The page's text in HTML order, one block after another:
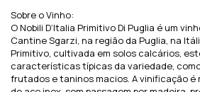
Sobre o Vinho:
O Nobili D’Italia Primitivo Di Puglia é um
Cantine Sgarzi, na região da Puglia, na
Primitivo, cultivada em solos calcários,
características típicas da variedade,
frutados e taninos macios. A vinificação